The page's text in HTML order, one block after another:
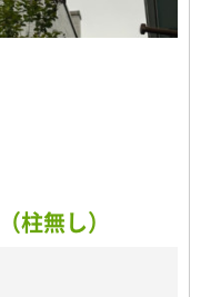
柱無し）